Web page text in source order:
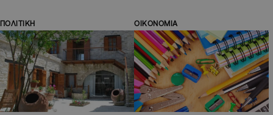
ΠΟΛΙΤΙΚΗ ΟΙΚΟΝΟΜΙΑ